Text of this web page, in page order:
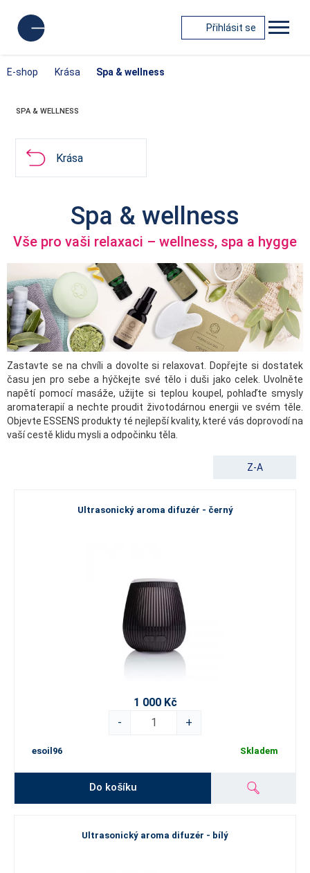
Přihlásit se
E-shop Krása Spa & wellness
SPA & WELLNESS
Krása
Spa & wellness
Vše pro vaši relaxaci – wellness, spa a hygge
Zastavte se na chvíli a dovolte si relaxovat. Dopřejte si dostatek
času jen pro sebe a hýčkejte své tělo i duši jako celek. Uvolněte
napětí pomocí masáže, užijte si teplou koupel, pohlaďte smysly
aromaterapií a nechte proudit životodárnou energii ve svém těle.
Objevte ESSENS produkty té nejlepší kvality, které vás doprovodí na
vaší cestě klidu mysli a odpočinku těla.
Z-A
Ultrasonický aroma difuzér - černý
1 000 Kč
-
+
esoil96 Skladem
Do košíku
Ultrasonický aroma difuzér - bílý